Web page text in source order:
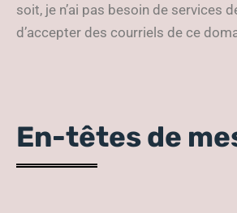
soit, je n’ai pas besoin de services
d’accepter des courriels de ce
En-têtes de